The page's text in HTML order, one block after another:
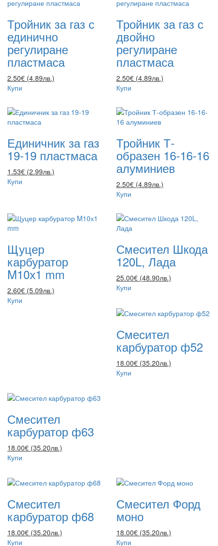
Тройник за газ с
единично
регулиране
пластмаса
2.50€ (4.89лв.)
Купи
Тройник за газ с
двойно
регулиране
пластмаса
2.50€ (4.89лв.)
Купи
Единичник за газ
19-19 пластмаса
1.53€ (2.99лв.)
Купи
Тройник Т-
образен 16-16-16
алуминиев
2.50€ (4.89лв.)
Купи
Щуцер
карбуратор
M10х1 mm
2.60€ (5.09лв.)
Купи
Смесител Шкода
120L, Лада
25.00€ (48.90лв.)
Купи
Смесител
карбуратор ф52
18.00€ (35.20лв.)
Купи
Смесител
карбуратор ф63
18.00€ (35.20лв.)
Купи
Смесител
карбуратор ф68
18.00€ (35.20лв.)
Купи
Смесител Форд
моно
18.00€ (35.20лв.)
Купи